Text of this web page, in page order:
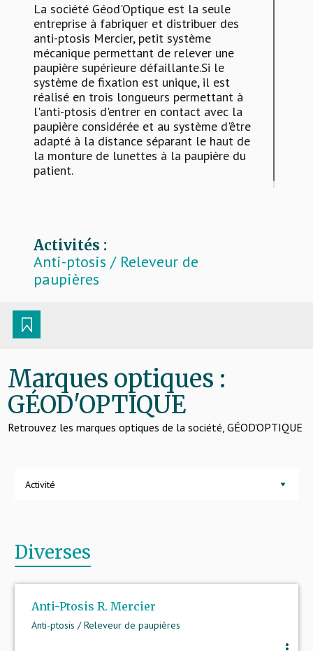
La société Géod'Optique est la seule
entreprise à fabriquer et distribuer des
anti-ptosis Mercier, petit système
mécanique permettant de relever une
paupière supérieure défaillante.Si le
système de fixation est unique, il est
réalisé en trois longueurs permettant à
l'anti-ptosis d'entrer en contact avec la
paupière considérée et au système d'être
adapté à la distance séparant le haut de
la monture de lunettes à la paupière du
patient.
Activités :
Anti-ptosis / Releveur de
paupières
Marques optiques :
GÉOD'OPTIQUE
Retrouvez les marques optiques de la société, GÉOD'OPTIQUE
Activité
Diverses
Anti-Ptosis R. Mercier
Anti-ptosis / Releveur de paupières